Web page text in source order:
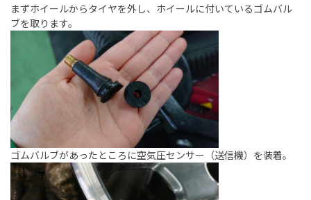
まずホイールからタイヤを外し、ホイールに付いているゴムバル
ブを取ります。
ゴムバルブがあったところに空気圧センサー（送信機）を装着。